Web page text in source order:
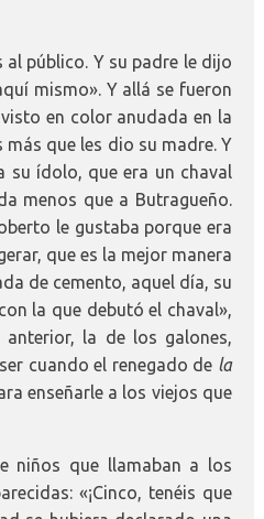
público. Y su padre le dijo
mismo». Y allá se fueron
en color anudada en la
que les dio su madre. Y
su ídolo, que era un chaval
menos que a Butragueño.
le gustaba porque era
que es la mejor manera
de cemento, aquel día, su
la que debutó el chaval»,
la de los galones,
cuando el renegado de la
enseñarle a los viejos que
niños que llamaban a los
«¡Cinco, tenéis que